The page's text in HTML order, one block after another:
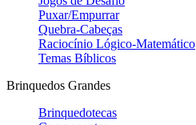
Puxar/Empurrar
Quebra-Cabeças
Raciocínio Lógico-Matemático
Temas Bíblicos
Brinquedos Grandes
Brinquedotecas